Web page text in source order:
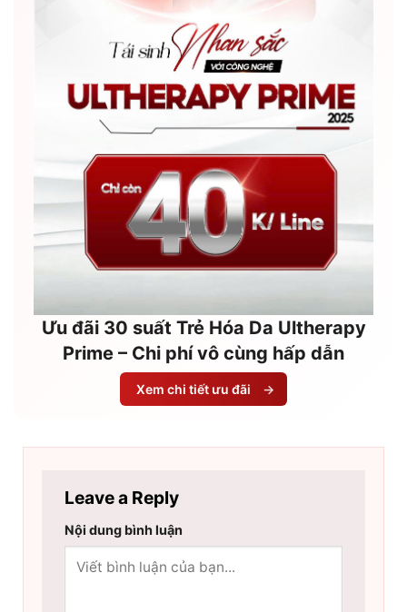
Ưu đãi 30 suất Trẻ Hóa Da Ultherapy
Prime – Chi phí vô cùng hấp dẫn
Xem chi tiết ưu đãi →
Leave a Reply
Nội dung bình luận